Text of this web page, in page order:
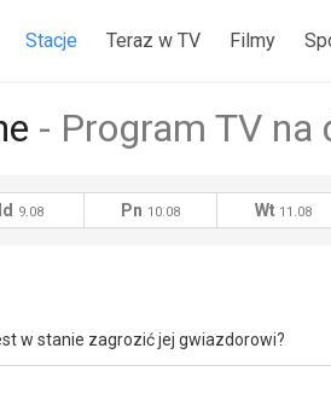
Stacje Teraz w TV Filmy
Program TV na
9.08 Pn 10.08 Wt 11.08
w stanie zagrozić jej gwiazdorowi?